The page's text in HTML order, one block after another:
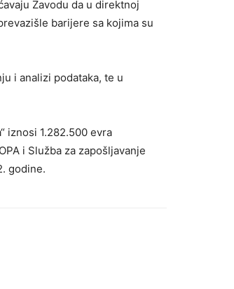
Zavodu da u direktnoj
barijere sa kojima su
i analizi podataka, te u
iznosi 1.282.500 evra
i Služba za zapošljavanje
godine.